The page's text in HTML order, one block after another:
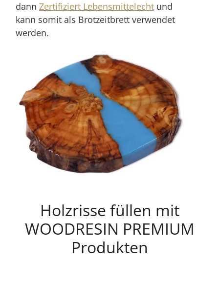
dann Zertifiziert Lebensmittelecht und
kann somit als Brotzeitbrett verwendet
werden.
Holzrisse füllen mit
WOODRESIN PREMIUM
Produkten